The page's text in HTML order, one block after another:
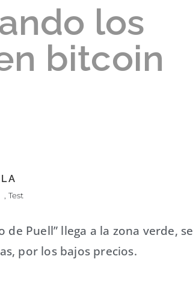
los
bitcoin
Test
Puell” llega a la zona verde, se
por los bajos precios.